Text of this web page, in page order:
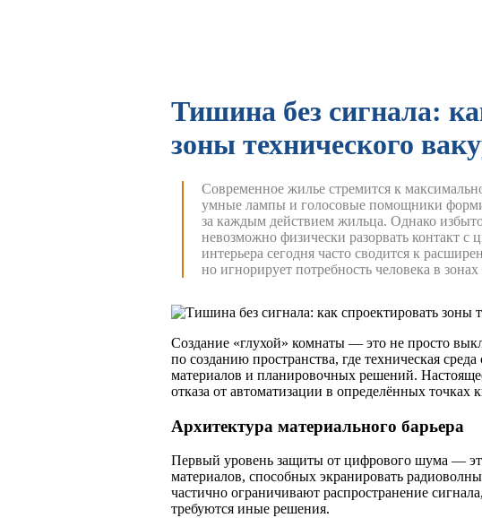
Тишина без сигнала:
зоны технического
Современное жилье стремится к
умные лампы и голосовые помощники
за каждым действием жильца. Однако
невозможно физически разорвать контакт
интерьера сегодня часто сводится к
но игнорирует потребность человека в
Создание «глухой» комнаты — это не просто
по созданию пространства, где техническая
материалов и планировочных решений.
отказа от автоматизации в определённых точках
Архитектура материального барьера
Первый уровень защиты от цифрового шума —
материалов, способных экранировать
частично ограничивают распространение
требуются иные решения.